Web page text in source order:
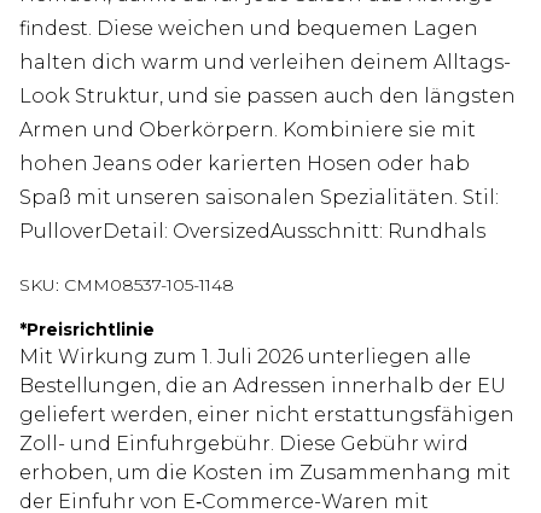
findest. Diese weichen und bequemen Lagen
halten dich warm und verleihen deinem Alltags-
Look Struktur, und sie passen auch den längsten
Armen und Oberkörpern. Kombiniere sie mit
hohen Jeans oder karierten Hosen oder hab
Spaß mit unseren saisonalen Spezialitäten. Stil:
PulloverDetail: OversizedAusschnitt: Rundhals
SKU: CMM08537-105-1148
*Preisrichtlinie
Mit Wirkung zum 1. Juli 2026 unterliegen alle
Bestellungen, die an Adressen innerhalb der EU
geliefert werden, einer nicht erstattungsfähigen
Zoll- und Einfuhrgebühr. Diese Gebühr wird
erhoben, um die Kosten im Zusammenhang mit
der Einfuhr von E‑Commerce-Waren mit